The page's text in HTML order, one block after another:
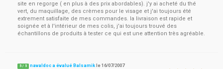
site en regorge ( en plus à des prix abordables). j'y ai acheté du thé
vert, du maquillage, des crèmes pour le visage et j'ai toujours été
extrement satisfaite de mes commandes. la livraison est rapide et
soignée et à l'intérieur de mes colis, j'ai toujours trouvé des
échantillons de produits à tester ce qui est une attention très agréable.
5 / 5 navaldoc a évalué Balsamik le16/07/2007